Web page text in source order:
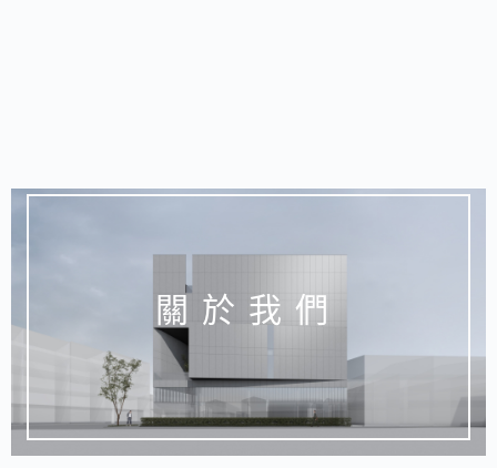
關於我們